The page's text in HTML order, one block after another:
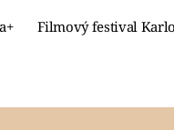
Filmový festival